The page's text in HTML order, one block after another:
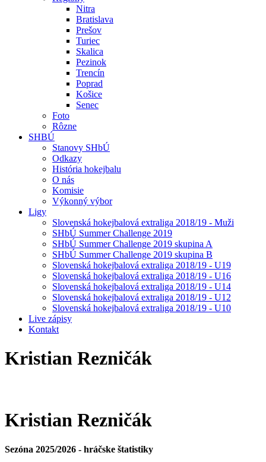
Nitra
Bratislava
Prešov
Turiec
Skalica
Pezinok
Trencín
Poprad
Košice
Senec
Foto
Rôzne
SHBÚ
Stanovy SHbÚ
Odkazy
História hokejbalu
O nás
Komisie
Výkonný výbor
Ligy
Slovenská hokejbalová extraliga 2018/19 - Muži
SHbÚ Summer Challenge 2019
SHbÚ Summer Challenge 2019 skupina A
SHbÚ Summer Challenge 2019 skupina B
Slovenská hokejbalová extraliga 2018/19 - U19
Slovenská hokejbalová extraliga 2018/19 - U16
Slovenská hokejbalová extraliga 2018/19 - U14
Slovenská hokejbalová extraliga 2018/19 - U12
Slovenská hokejbalová extraliga 2018/19 - U10
Live zápisy
Kontakt
Kristian Rezničák
Kristian Rezničák
Sezóna 2025/2026 - hráčske štatistiky